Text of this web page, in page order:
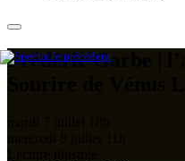
Frédéric Garbe |